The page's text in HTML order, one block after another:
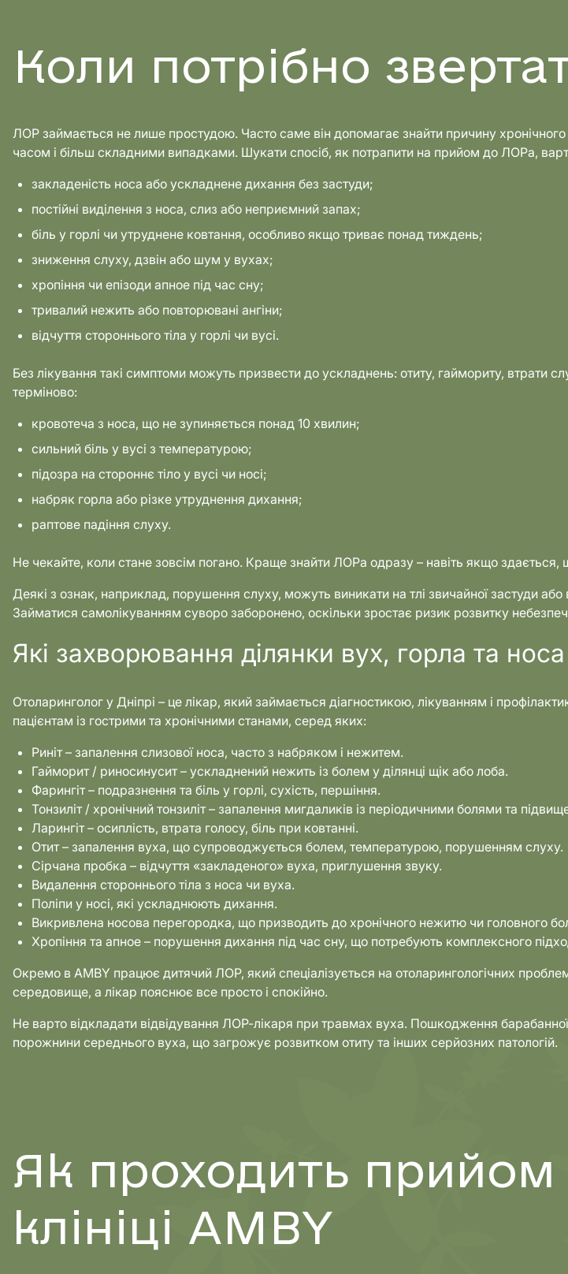
Коли потрібно
ЛОР займається не лише простудою. Часто саме він допомагає знайти причину
часом і більш складними випадками. Шукати спосіб, як потрапити на прийом до ЛОРа,
закладеність носа або ускладнене дихання без застуди;
постійні виділення з носа, слиз або неприємний запах;
біль у горлі чи утруднене ковтання, особливо якщо триває понад тиждень;
зниження слуху, дзвін або шум у вухах;
хропіння чи епізоди апное під час сну;
тривалий нежить або повторювані ангіни;
відчуття стороннього тіла у горлі чи вусі.
Без лікування такі симптоми можуть призвести до ускладнень: отиту, гаймориту, втрати
терміново:
кровотеча з носа, що не зупиняється понад 10 хвилин;
сильний біль у вусі з температурою;
підозра на стороннє тіло у вусі чи носі;
набряк горла або різке утруднення дихання;
раптове падіння слуху.
Не чекайте, коли стане зовсім погано. Краще знайти ЛОРа одразу – навіть якщо здається,
Деякі з ознак, наприклад, порушення слуху, можуть виникати на тлі звичайної застуди
Займатися самолікуванням суворо заборонено, оскільки зростає ризик розвитку
Які захворювання ділянки вух, горла та
Отоларинголог у Дніпрі – це лікар, який займається діагностикою, лікуванням і
пацієнтам із гострими та хронічними станами, серед яких:
Риніт – запалення слизової носа, часто з набряком і нежитем.
Гайморит / риносинусит – ускладнений нежить із болем у ділянці щік або лоба.
Фарингіт – подразнення та біль у горлі, сухість, першіння.
Тонзиліт / хронічний тонзиліт – запалення мигдаликів із періодичними болями та
Ларингіт – осиплість, втрата голосу, біль при ковтанні.
Отит – запалення вуха, що супроводжується болем, температурою, порушенням слуху.
Сірчана пробка – відчуття «закладеного» вуха, приглушення звуку.
Видалення стороннього тіла з носа чи вуха.
Поліпи у носі, які ускладнюють дихання.
Викривлена носова перегородка, що призводить до хронічного нежитю чи головного
Хропіння та апное – порушення дихання під час сну, що потребують комплексного
Окремо в AMBY працює дитячий ЛОР, який спеціалізується на отоларингологічних
середовище, а лікар пояснює все просто і спокійно.
Не варто відкладати відвідування ЛОР-лікаря при травмах вуха. Пошкодження
порожнини середнього вуха, що загрожує розвитком отиту та інших серйозних патологій.
Як проходить прийом
клініці AMBY